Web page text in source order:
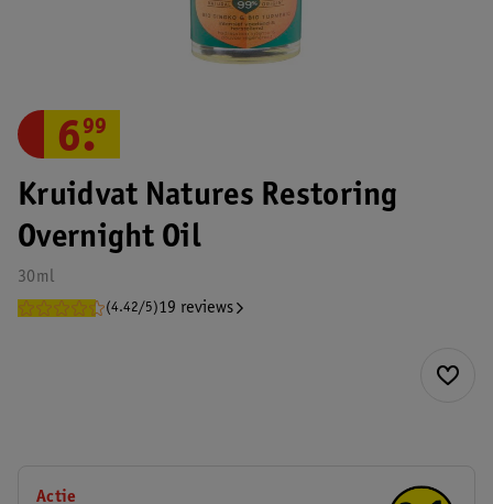
Kruidvat Natures Restoring
Overnight Oil
30ml
(4.42/5)19 reviews
6.
99
Actie